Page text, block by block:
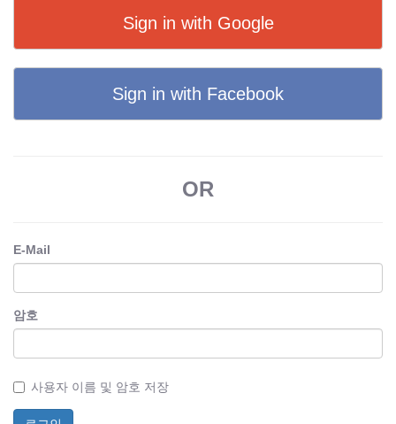
Sign in with Google
Sign in with Facebook
OR
E-Mail
암호
사용자 이름 및 암호 저장